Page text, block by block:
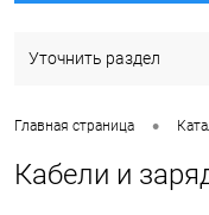
Уточнить раздел
Главная страница •
Кабели и